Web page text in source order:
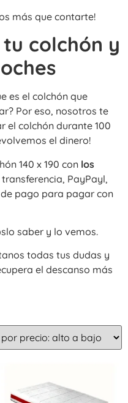
más que contarte!
colchón y
es el colchón que
Por eso, nosotros te
el colchón durante 100
el dinero!
140 x 190 con los
transferencia, PayPayl,
pago para pagar con
saber y lo vemos.
todas tus dudas y
el descanso más